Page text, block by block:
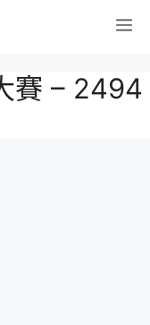
選
單
賽 – 2494